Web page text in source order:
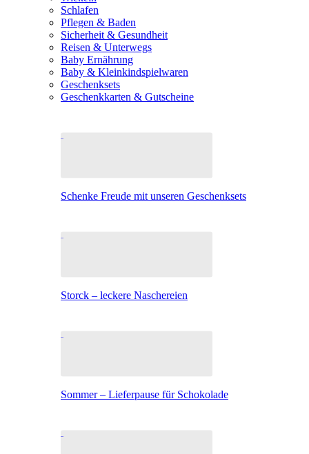
Schlafen
Pflegen & Baden
Sicherheit & Gesundheit
Reisen & Unterwegs
Baby Ernährung
Baby & Kleinkindspielwaren
Geschenksets
Geschenkkarten & Gutscheine
Schenke Freude mit unseren Geschenksets
Storck – leckere Naschereien
Sommer – Lieferpause für Schokolade